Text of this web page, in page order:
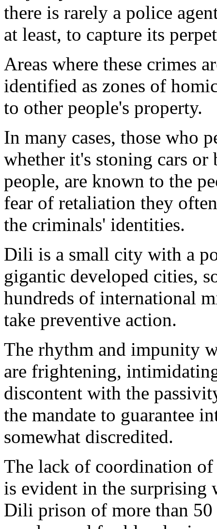
there is rarely a police
at least, to capture its
Areas where these crimes
identified as zones of
to other people's property.
In many cases, those who
whether it's stoning cars
people, are known to the
fear of retaliation they
the criminals' identities.
Dili is a small city with a
gigantic developed cities,
hundreds of international
take preventive action.
The rhythm and impunity
are frightening,
discontent with the
the mandate to guarantee
somewhat discredited.
The lack of coordination
is evident in the surprising
Dili prison of more than 50